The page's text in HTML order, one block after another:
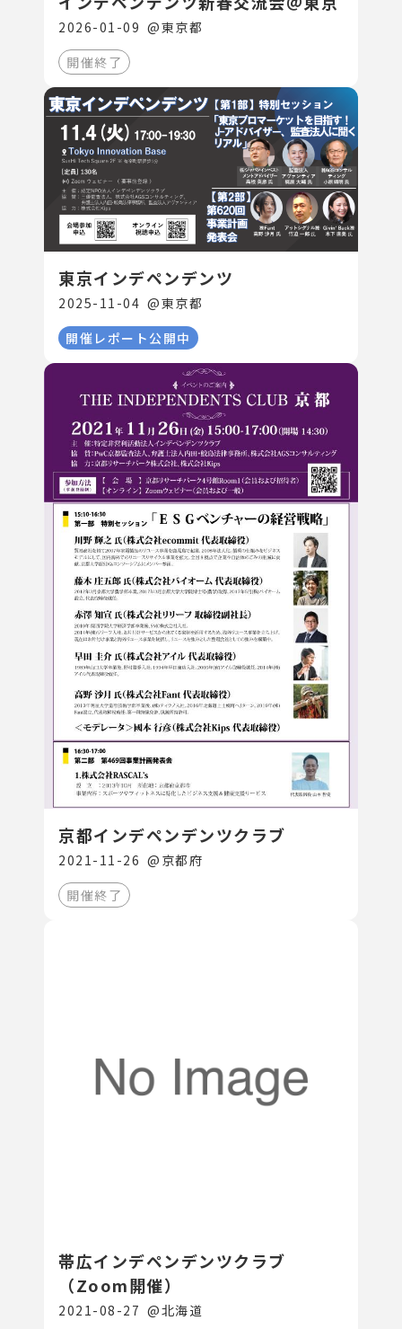
2026-01-09 @東京都
開催終了
東京インデペンデンツ
2025-11-04 @東京都
開催レポート公開中
京都インデペンデンツクラブ
2021-11-26 @ 京都府
開催終了
帯広インデペンデンツクラブ
（Zoom開催）
2021-08-27 @北海道